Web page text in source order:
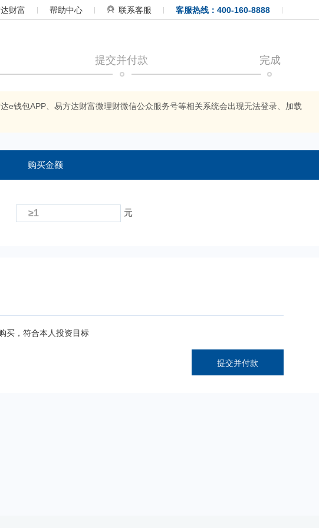
财富 帮助中心 联系客服 客服热线：400-160-8888
提交并付款 完成
钱包APP、易方达财富微理财微信公众服务号等相关系统会出现无法登录、加载
购买金额
元
买，符合本人投资目标